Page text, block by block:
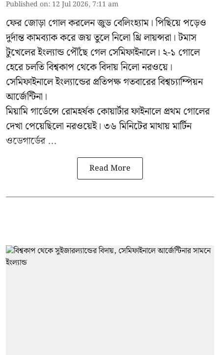
Published on: 12 Jul 2026, 7:11 am
ফের জোড়া গোল করলেন জুড বেলিংহ্যাম। পিছিয়ে পড়েও
দুর্দান্ত কামব্যাক করে জয় তুলে নিলো থ্রি লায়ন্সরা। টমাস
টুখেলের ইংল্যান্ড পৌঁছে গেল সেমিফাইনালে। ২-১ গোলে
হেরে চলতি বিশ্বকাপ থেকে বিদায় নিলো নরওয়ে।
সেমিফাইনালে ইংল্যান্ডের প্রতিপক্ষ গতবারের বিশ্বচ্যাম্পিয়ন
আর্জেন্টিনা।
মিয়ামি গার্ডেন্সে রোমহর্ষক কোয়ার্টার ফাইনালে প্রথম গোলের
দেখা পেয়েছিলো নরওয়েই। ৩৬ মিনিটের মাথায় মার্টিন
ওডেগার্ডের ...
Read More